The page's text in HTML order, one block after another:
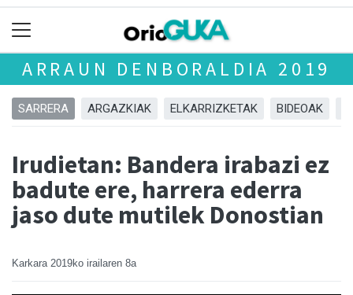
ARRAUN DENBORALDIA 2019
SARRERA ARGAZKIAK ELKARRIZKETAK BIDEOAK
Irudietan: Bandera irabazi ez
badute ere, harrera ederra
jaso dute mutilek Donostian
Karkara 2019ko irailaren 8a